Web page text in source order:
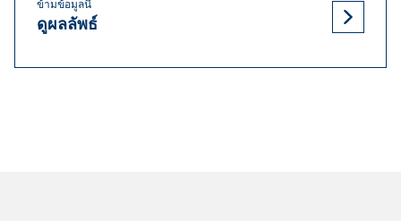
ข้ามข้อมูลนี้
ดูผลลัพธ์